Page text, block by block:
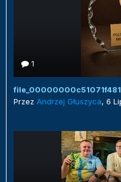
1
Przez Andrzej Głuszyca, 6